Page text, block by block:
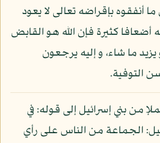
أنفقوه بإقراضه تعالى لا يعود
أضعافا كثيرة فإن الله هو القابض
ما شاء، و إليه يرجعون
التوفية.
من بني إسرائيل إلى قوله: في
الجماعة من الناس على رأي